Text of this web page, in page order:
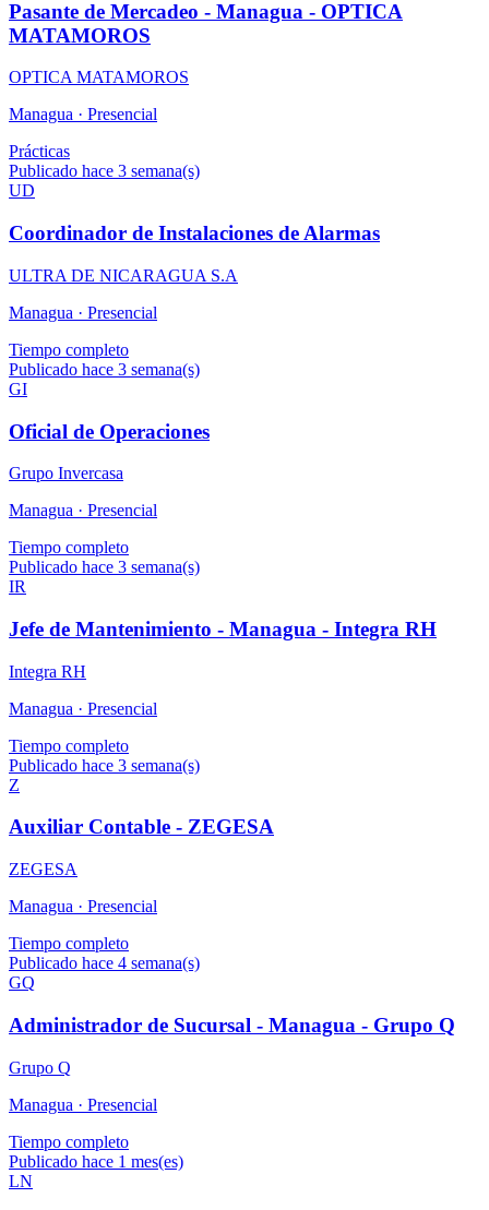
Pasante de Mercadeo - Managua - OPTICA
MATAMOROS
OPTICA MATAMOROS
Managua · Presencial
Prácticas
Publicado hace 3 semana(s)
UD
Coordinador de Instalaciones de Alarmas
ULTRA DE NICARAGUA S.A
Managua · Presencial
Tiempo completo
Publicado hace 3 semana(s)
GI
Oficial de Operaciones
Grupo Invercasa
Managua · Presencial
Tiempo completo
Publicado hace 3 semana(s)
IR
Jefe de Mantenimiento - Managua - Integra RH
Integra RH
Managua · Presencial
Tiempo completo
Publicado hace 3 semana(s)
Z
Auxiliar Contable - ZEGESA
ZEGESA
Managua · Presencial
Tiempo completo
Publicado hace 4 semana(s)
GQ
Administrador de Sucursal - Managua - Grupo Q
Grupo Q
Managua · Presencial
Tiempo completo
Publicado hace 1 mes(es)
LN